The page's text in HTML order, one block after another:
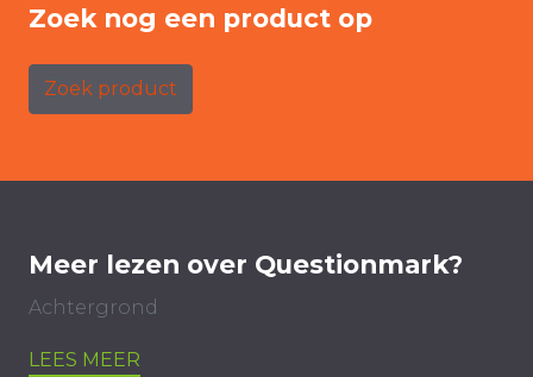
Zoek nog een product op
Zoek product
Meer lezen over Questionmark?
Achtergrond
LEES MEER